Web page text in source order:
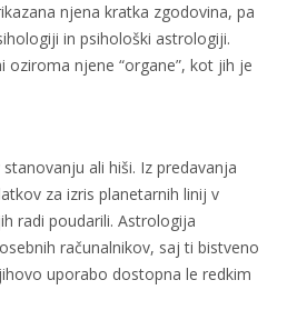
njena kratka zgodovina, pa
in psihološki astrologiji.
njene “organe”, kot jih je
ali hiši. Iz predavanja
za izris planetarnih linij v
radi poudarili. Astrologija
računalnikov, saj ti bistveno
uporabo dostopna le redkim